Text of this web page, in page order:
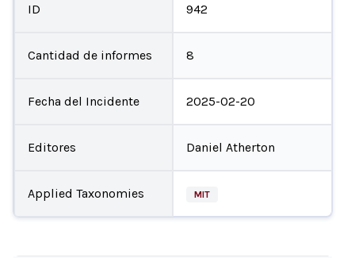
ID 942
Cantidad de informes 8
Fecha del Incidente 2025-02-20
Editores Daniel Atherton
Applied Taxonomies MIT